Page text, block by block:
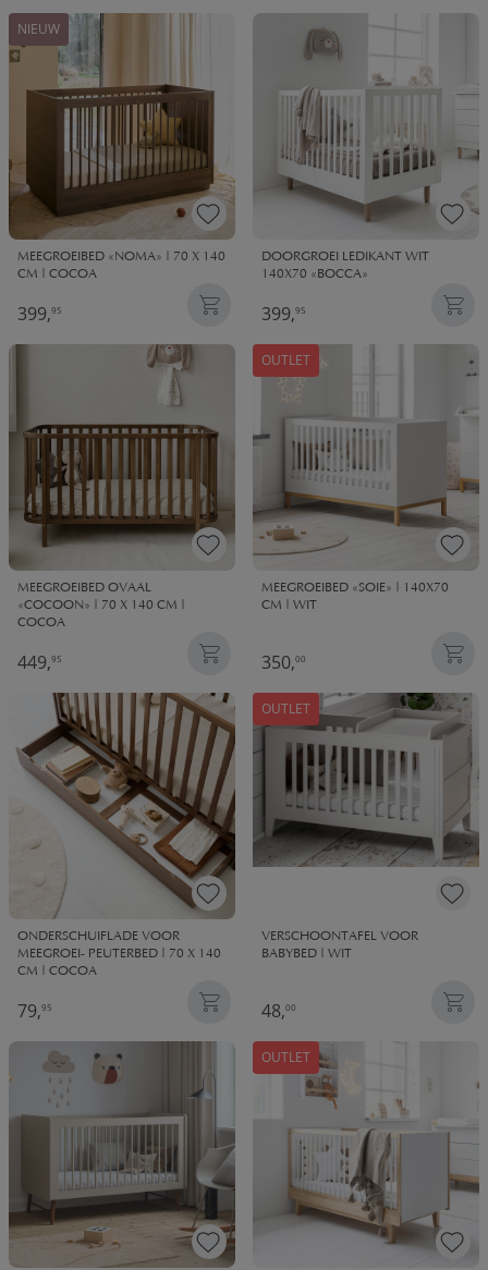
NIEUW
MEEGROEIBED «NOMA» | 70 X 140
CM | COCOA
399,95
DOORGROEI LEDIKANT WIT
140X70 «BOCCA»
399,95
MEEGROEIBED OVAAL
«COCOON» | 70 X 140 CM |
COCOA
449,95
OUTLET
MEEGROEIBED «SOIE» | 140X70
CM | WIT
350,00
ONDERSCHUIFLADE VOOR
MEEGROEI- PEUTERBED | 70 X 140
CM | COCOA
79,95
OUTLET
VERSCHOONTAFEL VOOR
BABYBED | WIT
48,00
OUTLET